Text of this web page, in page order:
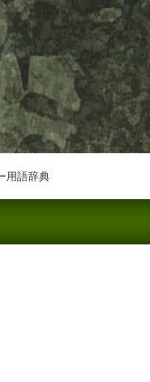
用語辞典